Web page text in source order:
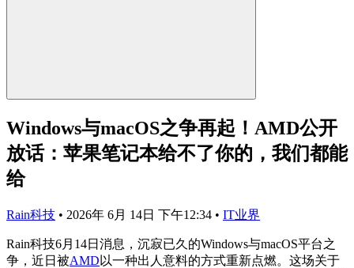
Windows与macOS之争再起！AMD公开
放话：苹果笔记本给不了你的，我们都能
给
Rain科技 • 2026年 6月 14日 下午12:34 • IT业界
Rain科技6月14日消息，沉寂已久的Windows与macOS平台之
争，近日被AMD 以一种出人意料的方式重新点燃。这场关于